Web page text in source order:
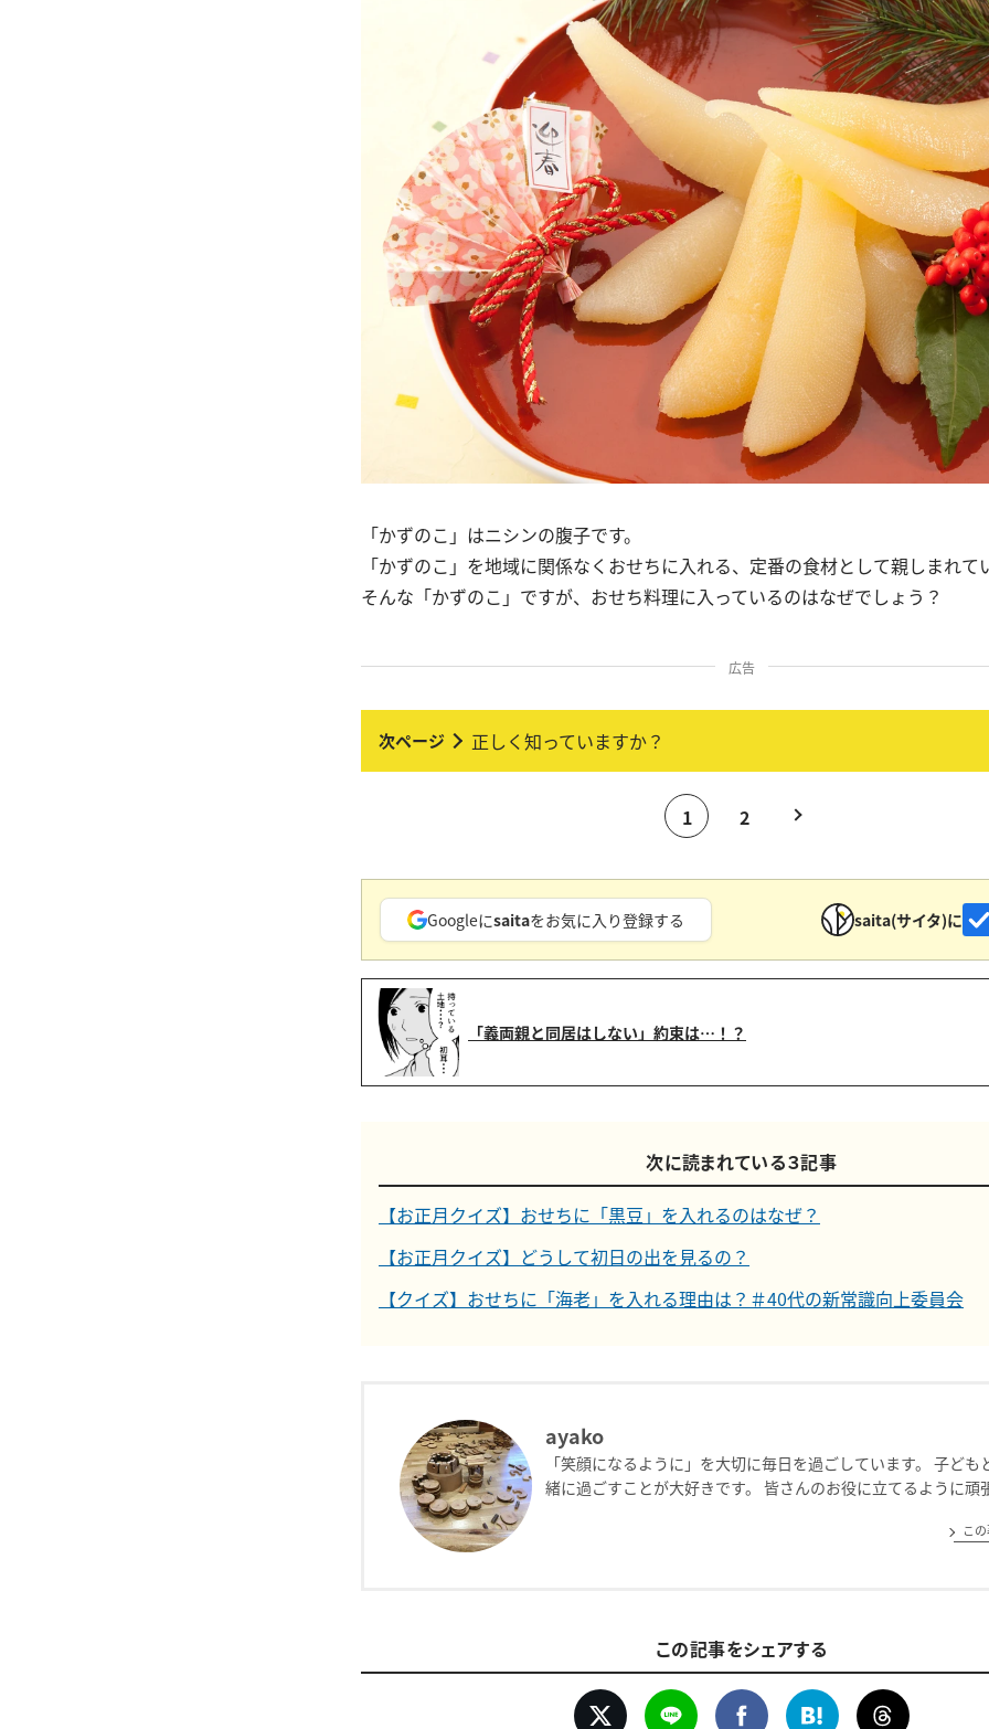
「かずのこ」はニシンの腹子です。
「かずのこ」を地域に関係なくおせちに入れる、定番の食材として親しまれて
そんな「かずのこ」ですが、おせち料理に入っているのはなぜでしょう？
広告
正しく知っていますか？
1 2
Googleにsaitaをお気に入り登録する saita(サイタ)に
「義両親と同居はしない」約束は…！？
次に読まれている３記事
【お正月クイズ】おせちに「黒豆」を入れるのはなぜ？
【お正月クイズ】どうして初日の出を見るの？
【クイズ】おせちに「海老」を入れる理由は？＃40代の新常識向上委員会
ayako
「笑顔になるように」を大切に毎日を過ごしています。 子ども
緒に過ごすことが大好きです。 皆さんのお役に立てるように頑
こ
この記事をシェアする